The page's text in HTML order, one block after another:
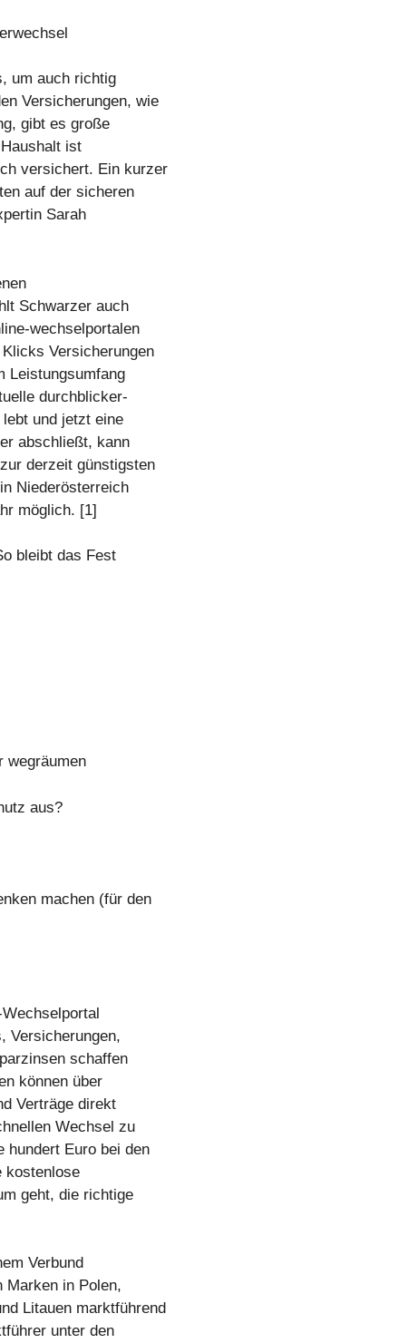
um auch richtig
Versicherungen, wie
gibt es große
ist
versichert. Ein kurzer
auf der sicheren
Sarah
Schwarzer auch
wechselportalen
Versicherungen
Leistungsumfang
durchblicker-
und jetzt eine
abschließt, kann
derzeit günstigsten
Niederösterreich
möglich. [1]
bleibt das Fest
wegräumen
aus?
machen (für den
Versicherungen,
schaffen
können über
Verträge direkt
Wechsel zu
hundert Euro bei den
kostenlose
geht, die richtige
Verbund
Marken in Polen,
Litauen marktführend
unter den